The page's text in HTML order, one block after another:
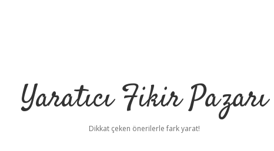
Yaratıcı Fikir Pazarı
Dikkat çeken önerilerle fark yarat!